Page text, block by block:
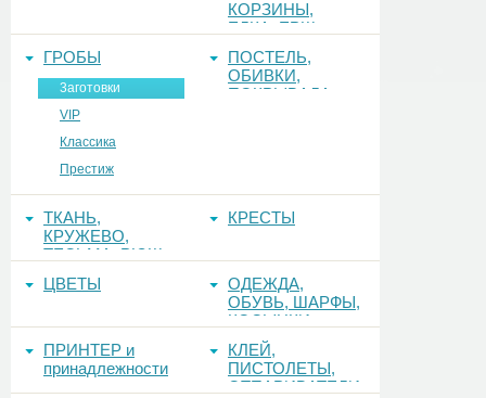
КОРЗИНЫ,
ЕЛКА, ЕРШ,
ГРОБЫ
3аготовки
VIP
Классика
Престиж
ПОСТЕЛЬ,
ОБИВКИ,
ПОКРЫВАЛА
ТКАНЬ,
КРУЖЕВО,
ТЕСЬМА, РЮШ
КРЕСТЫ
ЦВЕТЫ
ОДЕЖДА,
ОБУВЬ, ШАРФЫ,
КОСЫНКИ
ПРИНТЕР и
принадлежности
КЛЕЙ,
ПИСТОЛЕТЫ,
ОТПАРИВАТЕЛИ